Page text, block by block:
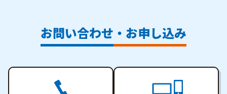
お問い合わせ・お申し込み